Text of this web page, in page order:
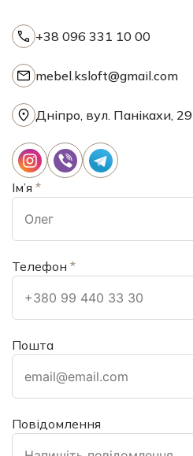
+38 096 331 10 00
mebel.ksloft@gmail.com
Дніпро, вул. Панікахи, 29
Ім’я *
Телефон *
Пошта
Повідомлення